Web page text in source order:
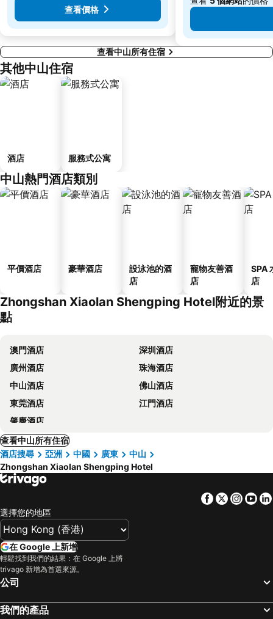
查看價格
查看中山所有住宿
其他中山住宿
酒店 服務式公寓
中山熱門酒店類別
平價酒店 豪華酒店
設泳池的酒
店
寵物友善酒
店
SPA
店
Zhongshan Xiaolan Shengping Hotel附近的景
點
澳門酒店
深圳酒店
廣州酒店
珠海酒店
中山酒店
佛山酒店
東莞酒店
江門酒店
肇慶酒店
查看中山所有住宿
酒店搜尋
亞洲 中國 廣東
中山
Zhongshan Xiaolan Shengping Hotel
Facebook
Twitter
選擇您的地區
在 Google 上新增
輕鬆找到我們的結果：在 Google 上將
trivago 新增為首選來源。
公司
我們的產品